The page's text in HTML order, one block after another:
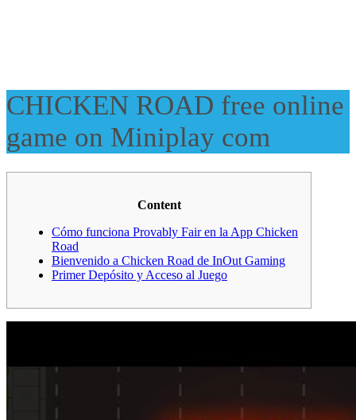
CHICKEN ROAD free online
game on Miniplay com
Content
Cómo funciona Provably Fair en la App Chicken
Road
Bienvenido a Chicken Road de InOut Gaming
Primer Depósito y Acceso al Juego